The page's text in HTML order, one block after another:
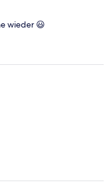
wieder 😃